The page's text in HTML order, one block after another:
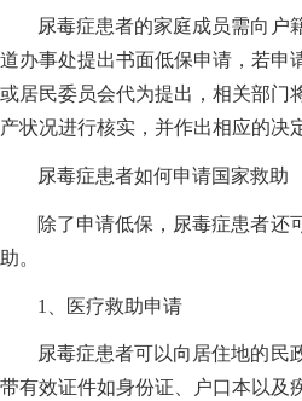
尿毒症患者的家庭成员需向户
道办事处提出书面低保申请，若申
或居民委员会代为提出，相关部门
产状况进行核实，并作出相应的决
尿毒症患者如何申请国家救助
除了申请低保，尿毒症患者还
助。
1、医疗救助申请
尿毒症患者可以向居住地的民
带有效证件如身份证、户口本以及